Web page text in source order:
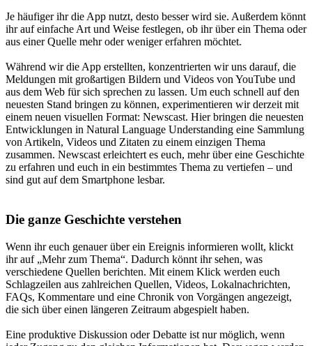
Je häufiger ihr die App nutzt, desto besser wird sie. Außerdem könnt
ihr auf einfache Art und Weise festlegen, ob ihr über ein Thema oder
aus einer Quelle mehr oder weniger erfahren möchtet.
Während wir die App erstellten, konzentrierten wir uns darauf, die
Meldungen mit großartigen Bildern und Videos von YouTube und
aus dem Web für sich sprechen zu lassen. Um euch schnell auf den
neuesten Stand bringen zu können, experimentieren wir derzeit mit
einem neuen visuellen Format: Newscast. Hier bringen die neuesten
Entwicklungen in Natural Language Understanding eine Sammlung
von Artikeln, Videos und Zitaten zu einem einzigen Thema
zusammen. Newscast erleichtert es euch, mehr über eine Geschichte
zu erfahren und euch in ein bestimmtes Thema zu vertiefen – und
sind gut auf dem Smartphone lesbar.
Die ganze Geschichte verstehen
Wenn ihr euch genauer über ein Ereignis informieren wollt, klickt
ihr auf „Mehr zum Thema“. Dadurch könnt ihr sehen, was
verschiedene Quellen berichten. Mit einem Klick werden euch
Schlagzeilen aus zahlreichen Quellen, Videos, Lokalnachrichten,
FAQs, Kommentare und eine Chronik von Vorgängen angezeigt,
die sich über einen längeren Zeitraum abgespielt haben.
Eine produktive Diskussion oder Debatte ist nur möglich, wenn